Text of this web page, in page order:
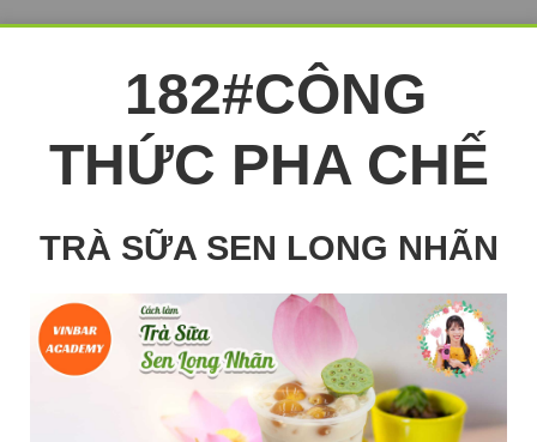
182#CÔNG
THỨC PHA CHẾ
TRÀ SỮA SEN LONG NHÃN